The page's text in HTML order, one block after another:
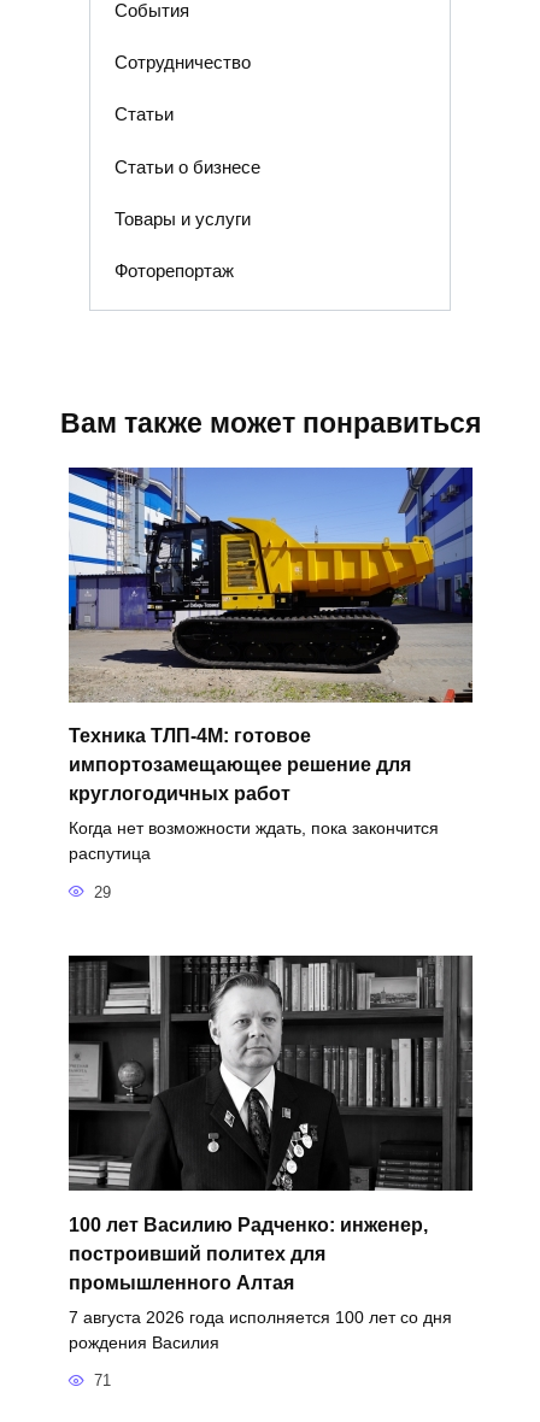
События
Сотрудничество
Статьи
Статьи о бизнесе
Товары и услуги
Фоторепортаж
Вам также может понравиться
Техника ТЛП-4М: готовое
импортозамещающее решение для
круглогодичных работ
Когда нет возможности ждать, пока закончится
распутица
29
100 лет Василию Радченко: инженер,
построивший политех для
промышленного Алтая
7 августа 2026 года исполняется 100 лет со дня
рождения Василия
71